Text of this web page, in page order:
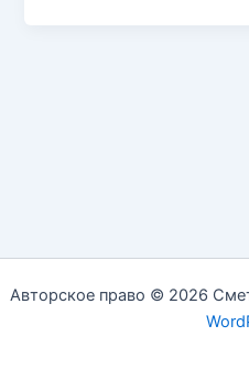
Авторское право © 2026